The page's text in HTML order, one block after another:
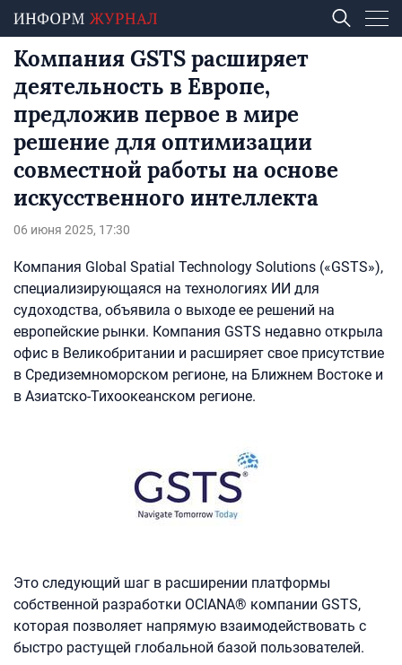
Компания GSTS расширяет
деятельность в Европе,
предложив первое в мире
решение для оптимизации
совместной работы на основе
искусственного интеллекта
06 июня 2025, 17:30
Компания Global Spatial Technology Solutions («GSTS»),
специализирующаяся на технологиях ИИ для
судоходства, объявила о выходе ее решений на
европейские рынки. Компания GSTS недавно открыла
офис в Великобритании и расширяет свое присутствие
в Средиземноморском регионе, на Ближнем Востоке и
в Азиатско-Тихоокеанском регионе.
Это следующий шаг в расширении платформы
собственной разработки OCIANA® компании GSTS,
которая позволяет напрямую взаимодействовать с
быстро растущей глобальной базой пользователей.